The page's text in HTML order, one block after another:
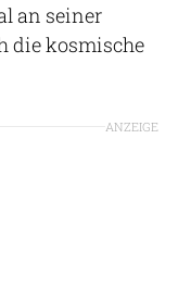
an seiner
die kosmische
ANZEIGE